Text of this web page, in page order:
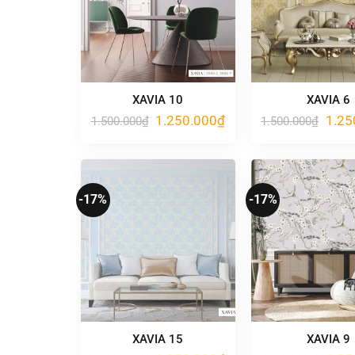
XAVIA 10
1.500.000₫ Giá
1.250.000₫Giá
1.250.000₫.
XAVIA 6
1.500.000₫ Giá
-17%
XAVIA 15
-17%
XAVIA 9